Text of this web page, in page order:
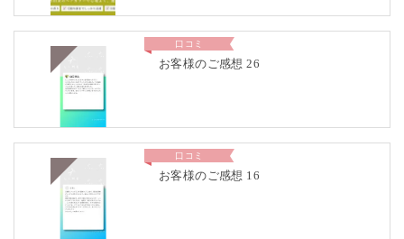
口コミ
お客様のご感想 26
口コミ
お客様のご感想 16